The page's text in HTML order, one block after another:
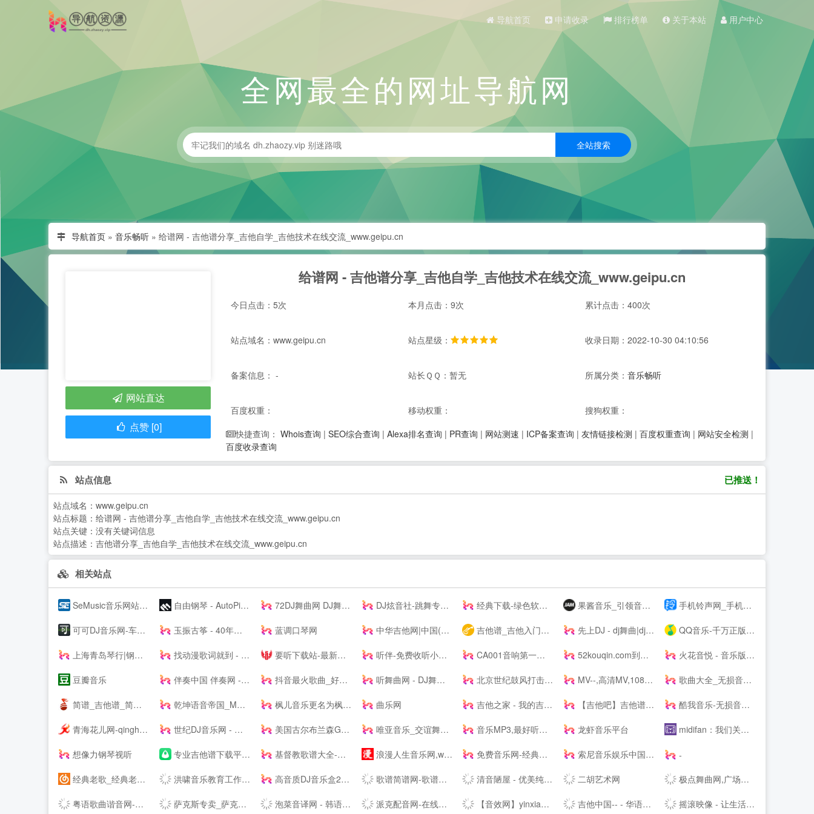
导航首页 申请收录 排行榜单 关于本站 用户中心
全网最全的网址导航网
导航首页 » 音乐畅听 » 给谱网 - 吉他谱分享_吉他自学_吉他技术在线交流_www.geipu.cn
给谱网 - 吉他谱分享_吉他自学_吉他技术在线交流_www.geipu.cn
今日点击：5次 本月点击：9次 累计点击：400次
站点域名：www.geipu.cn 站点星级： 收录日期：2022-10-30 04:10:56
备案信息： - 站长ＱＱ：暂无 所属分类：音乐畅听
百度权重： 移动权重： 搜狗权重：
快捷查询： Whois查询 | SEO综合查询 | Alexa排名查询 | PR查询 | 网站测速 | ICP备案查询 | 友情链接检测 | 百度权重查询 | 网站安全检测 |
百度收录查询
网站直达
点赞 [0]
站点信息 已推送！
站点域名： www.geipu.cn
站点标题： 给谱网 - 吉他谱分享_吉他自学_吉他技术在线交流_www.geipu.cn
站点关键： 没有关键词信息
站点描述： 吉他谱分享_吉他自学_吉他技术在线交流_www.geipu.cn
相关站点
SeMusic音乐网站源码|一号DJ开源PHP音乐CMS网站管理系统 自由钢琴 - AutoPiano | 在线钢琴，键盘钢琴，模拟钢琴，多种乐器选择，好听又好玩 72DJ舞曲网 DJ舞曲 DJ串烧 最新好听的dj舞曲免费下载网站 DJ炫音社-跳舞专辑_公路音乐_酒吧音乐夜店慢摇车载DJ舞曲网站 经典下载-绿色软件下载-常用软件下载 果酱音乐_引领音乐娱乐新风向 手机铃声网_手机铃声下载_免费手机铃声下载
可可DJ音乐网-车载dj dj舞曲 dj现场视频 原创DJ音乐分享平台 玉振古筝 - 40年技术沉淀，铸就扬州筝业佼佼者 蓝调口琴网 中华吉他网|中国(珠海)国际吉他艺术节|中国(珠海)吉他大赛|教育|琴行|厂商|珠海吉他学会|研究会|珠海市音乐家协会|联谊会|结他|吉它|china|gutiar|keytar|www.zhguitar.com 吉他谱_吉他入门教程_吉他教学视频_吉他谱下载-吉他屋 先上DJ - dj舞曲|dj歌曲串烧|dj慢摇舞曲|劲爆dj|车载dj QQ音乐-千万正版音乐海量无损曲库新歌热歌天天畅听的高品质音乐平台！
上海青岛琴行|钢琴品牌|买钢琴|学钢琴|钢琴价格|小小莫扎特钢琴城培训-- 找动漫歌词就到 - 每日动漫歌词网 要听下载站-最新手机游戏软件下载平台 听伴-免费收听小说相声儿歌笑话段子,网络收音机|在线收听平台！ CA001音响第一网 _ 音频视频灯光信息平台 - Powered by CA001.COM 52kouqin.com到期，请续费 火花音悦 - 音乐版权服务平台，正版音乐好听不贵
豆瓣音乐 伴奏中国 伴奏网 -- 【其他均为假冒网站 将追究法律责任】 抖音最火歌曲_好听的歌曲 - 我要歌词网 听舞曲网 - DJ舞曲,MP4,MP3免费下载,流行音乐,抖音热门歌曲,网络热门歌曲 北京世纪鼓风打击乐器中心-打击乐鼓风 MV--,高清MV,1080PMV,高清MP4,MV下载,可可MV 歌曲大全_无损音乐下载_MP3歌曲免费下载 - 求歌网
简谱_吉他谱_简谱歌谱大全_钢琴谱_歌谱曲谱大全 - 爱曲谱网 乾坤语音帝国_MP3音乐免费试听下载网站 枫儿音乐更名为枫儿乐谱网提供各种简谱，歌谱，五线谱，吉他谱 曲乐网 吉他之家 - 我的吉他谱,我的吉他网站! 【吉他吧】吉他谱大全_吉他弹唱视频教学 酷我音乐-无损音质正版在线试听网站
青海花儿网-qinghaihuaer.com.cn 世纪DJ音乐网 - 无损高品质DJ舞曲分享,音质最好的DJ免费下载网站 美国古尔布兰森GULBRANSEN-百年高端品牌钢琴-（中国）-- 唯亚音乐_交谊舞曲_舞厅舞曲大全_夜场交谊舞曲 音乐MP3,最好听的歌曲,流行音乐网 - YYMP3音乐网 龙虾音乐平台 midifan：我们关注电脑音乐
想像力钢琴视听 专业吉他谱下载平台 - 吉他世界 基督教歌谱大全-分享基督教赞美诗歌简谱，五线谱，和弦谱，歌词的最佳网站! 浪漫人生音乐网,www.dj191.com,车载音乐,慢摇中文,武汉dj193,最新好听的dj,音乐串烧,Dj视频下载,免费下载 免费音乐网-经典歌曲大全、无损MP3歌曲免费下载 索尼音乐娱乐中国 | Sony Music Entertainment China
-
经典老歌_经典老歌大全_经典老歌100首怀旧连播
洪啸音乐教育工作站 - 音乐教师的网络家园 - Powered by Discuz! 高音质DJ音乐盒2020---320kbps高清DJ播放器 dj音乐盒2016 歌谱简谱网-歌谱网_搜谱网_中国歌谱网简谱大全 清音陋屋 - 优美纯音乐精美散文分享网站 二胡艺术网 极点舞曲网,广场舞,中国好舞蹈,鬼步舞,交谊舞曲,交谊舞曲网站,交谊舞曲免费下载,dj舞曲免费下载,dj舞曲下载,舞曲大全,劲爆dj舞曲,好听的dj舞曲
粤语歌曲谐音网-粤语歌词谐音网 萨克斯专卖_萨克斯价格_进口萨克斯_萨克斯厂家-台湾Sertur/萨尔特萨克斯【官网】 泡菜音译网 - 韩语歌词音译,谐音歌词,韩剧ost音译分享平台 派克配音网-在线配音网站_广告宣传片配音_动画游戏配音公司 【音效网】yinxiao.com-音效,音效网,免费音效素材,音效素材网,音效素材,音效网,音效素材网,音效素材下载,音效素材网站,中国音效素材,音效素材,音效网 吉他中国-- - 华语首席吉他门户！中文旗舰吉他多维平台！ 摇滚映像 - 让生活看见希望